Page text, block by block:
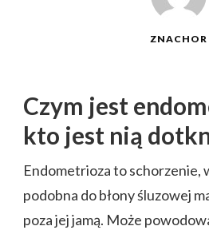
ZNACHOR
Czym jest
kto jest nią
Endometrioza to schorzenie,
podobna do błony śluzowej
poza jej jamą. Może